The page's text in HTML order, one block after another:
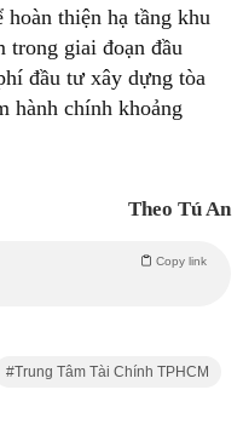
thiện hạ tầng khu
trong giai đoạn đầu
đầu tư xây dựng tòa
hành chính khoảng
Theo Tú An
Copy link
Trung Tâm Tài Chính TPHCM